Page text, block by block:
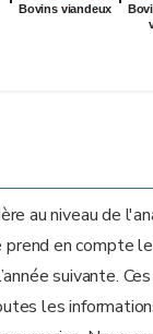
Bovins viandeux
au niveau de
en compte
suivante.
les